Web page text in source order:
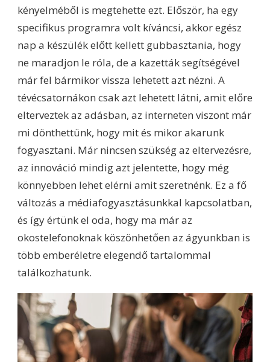
kényelméből is megtehette ezt. Először, ha egy
specifikus programra volt kíváncsi, akkor egész
nap a készülék előtt kellett gubbasztania, hogy
ne maradjon le róla, de a kazetták segítségével
már fel bármikor vissza lehetett azt nézni. A
tévécsatornákon csak azt lehetett látni, amit előre
elterveztek az adásban, az interneten viszont már
mi dönthettünk, hogy mit és mikor akarunk
fogyasztani. Már nincsen szükség az eltervezésre,
az innováció mindig azt jelentette, hogy még
könnyebben lehet elérni amit szeretnénk. Ez a fő
változás a médiafogyasztásunkkal kapcsolatban,
és így értünk el oda, hogy ma már az
okostelefonoknak köszönhetően az ágyunkban is
több emberéletre elegendő tartalommal
találkozhatunk.